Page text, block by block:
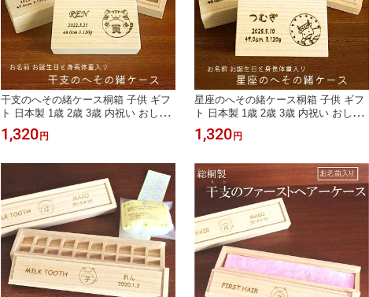
干支のへその緒ケース桐箱 子供 ギフ
ト 日本製 1歳 2歳 3歳 内祝い おしゃ
れ かわいい 送料無料 名前入り 出
産祝い 誕生日 プレゼント 保存
子 名入れ 手作り 国産 へその緒
1,320円
星座のへその緒ケース桐箱 子供 ギフ
ト 日本製 1歳 2歳 3歳 内祝い おしゃ
れ かわいい 送料無料 名前入り 出
産祝い 誕生日 プレゼント 保存
子 名入れ 手作り 国産 へその緒
1,320円